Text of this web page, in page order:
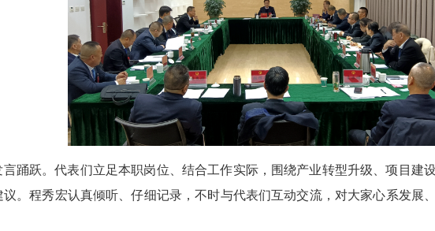
踊跃。代表们立足本职岗位、结合工作实际，围绕产业转型升级、项目建
。程秀宏认真倾听、仔细记录，不时与代表们互动交流，对大家心系发展